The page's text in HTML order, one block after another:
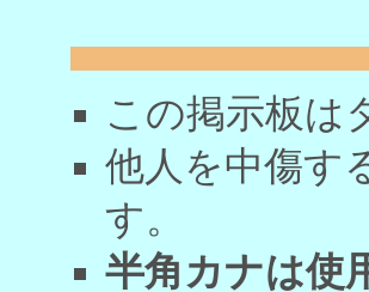
この掲示板は
他人を中傷す
す。
半角カナは使